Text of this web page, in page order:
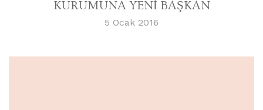
KURUMUNA YENİ BAŞKAN
5 Ocak 2016